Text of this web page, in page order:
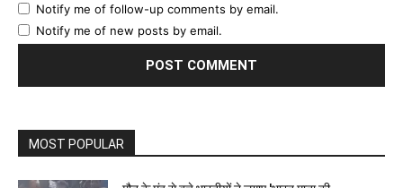
Notify me of follow-up comments by email.
Notify me of new posts by email.
MOST POPULAR